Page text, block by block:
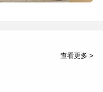
查看更多 >